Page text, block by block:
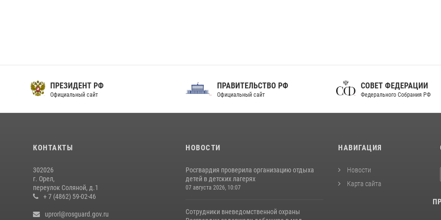
ПРЕЗИДЕНТ РФ
Официальный сайт
ПРАВИТЕЛЬСТВО РФ
Официальный сайт
СОВЕТ ФЕДЕРАЦИИ
Федерального Собрания РФ
КОНТАКТЫ
302026
г. Орел,
переулок Соляной, д.1
+ 7 (4862) 59-02-46
uprorl@rosguard.gov.ru
НОВОСТИ
Росгвардия проверила организацию отдыха
детей в детских лагерях
07 августа 2026, 10:07
Сотрудники вневедомственной охраны
НАВИГАЦИЯ
Новости
Карта сайта